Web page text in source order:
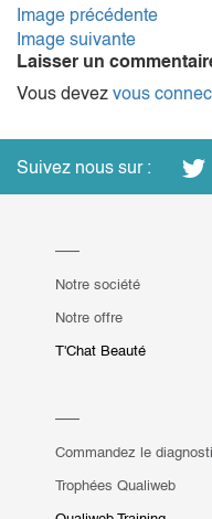
Image précédente
Image suivante
Laisser un
Vous devez vous
Suivez nous sur :
Notre société
Notre offre
T'Chat Beauté
Commandez le
Trophées Qualiweb